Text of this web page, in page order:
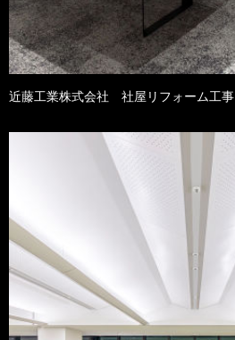
近藤工業株式会社 社屋リフォーム工事